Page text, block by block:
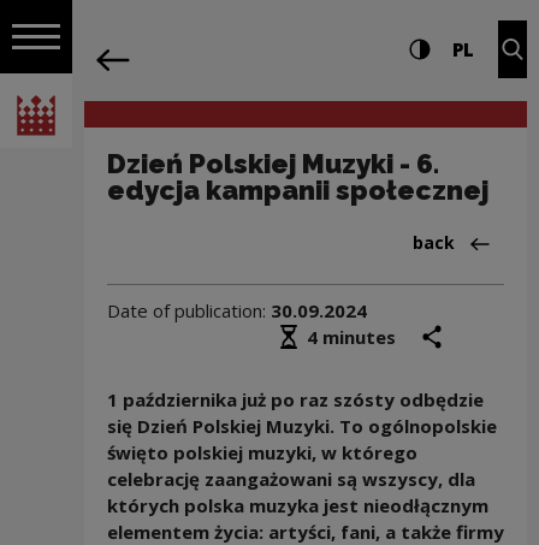
Open navigation
National Centre for Culture Poland
Navigation Settings and search
High contrast
PL
Dzień Polskiej Muzyki - 6.
edycja kampanii społecznej
Back
back
Date of publication: 30.09.2024
Średni czas czytania
4 minutes
1 października już po raz szósty odbędzie
się Dzień Polskiej Muzyki. To ogólnopolskie
święto polskiej muzyki, w którego
celebrację zaangażowani są wszyscy, dla
których polska muzyka jest nieodłącznym
elementem życia: artyści, fani, a także firmy